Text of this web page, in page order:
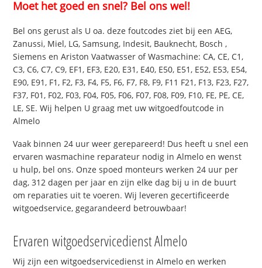
Moet het goed en snel? Bel ons wel!
Bel ons gerust als U oa. deze foutcodes ziet bij een AEG,
Zanussi, Miel, LG, Samsung, Indesit, Bauknecht, Bosch ,
Siemens en Ariston Vaatwasser of Wasmachine: CA, CE, C1,
C3, C6, C7, C9, EF1, EF3, E20, E31, E40, E50, E51, E52, E53, E54,
E90, E91, F1, F2, F3, F4, F5, F6, F7, F8, F9, F11 F21, F13, F23, F27,
F37, F01, F02, F03, F04, F05, F06, F07, F08, F09, F10, FE, PE, CE,
LE, SE. Wij helpen U graag met uw witgoedfoutcode in
Almelo
Vaak binnen 24 uur weer gerepareerd! Dus heeft u snel een
ervaren wasmachine reparateur nodig in Almelo en wenst
u hulp, bel ons. Onze spoed monteurs werken 24 uur per
dag, 312 dagen per jaar en zijn elke dag bij u in de buurt
om reparaties uit te voeren. Wij leveren gecertificeerde
witgoedservice, gegarandeerd betrouwbaar!
Ervaren witgoedservicedienst Almelo
Wij zijn een witgoedservicedienst in Almelo en werken